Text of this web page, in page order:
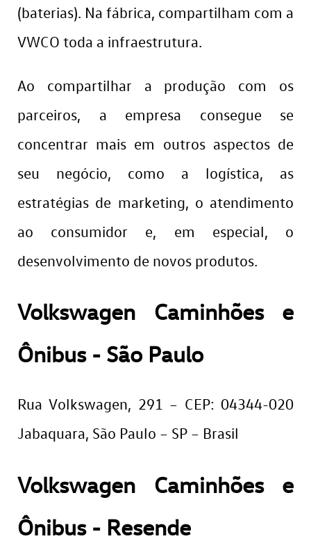
(baterias). Na fábrica, compartilham com a
VWCO toda a infraestrutura.
Ao compartilhar a produção com os
parceiros, a empresa consegue se
concentrar mais em outros aspectos de
seu negócio, como a logística, as
estratégias de marketing, o atendimento
ao consumidor e, em especial, o
desenvolvimento de novos produtos.
Volkswagen Caminhões e
Ônibus - São Paulo
Rua Volkswagen, 291 – CEP: 04344-020
Jabaquara, São Paulo – SP – Brasil
Volkswagen Caminhões e
Ônibus - Resende